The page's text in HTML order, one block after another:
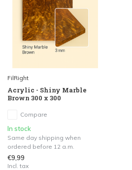
FilRight
Acrylic - Shiny Marble
Brown 300 x 300
Compare
In stock
Same day shipping when
ordered before 12 a.m.
€9,99
Incl. tax